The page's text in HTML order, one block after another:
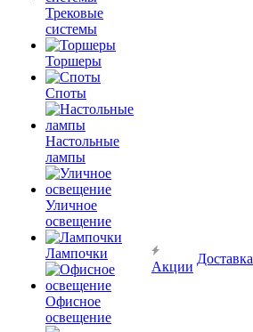
Трековые
системы
Торшеры
Споты
Настольные
лампы
Уличное
освещение
Лампочки
Офисное
освещение
Акции
Доставка